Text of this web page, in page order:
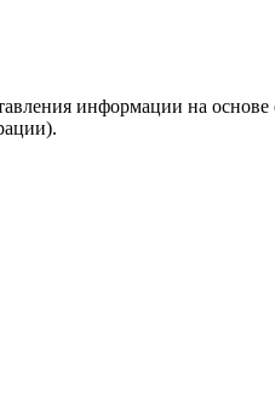
информации на основе